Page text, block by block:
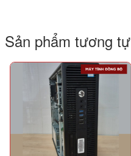
Sản phẩm tương tự